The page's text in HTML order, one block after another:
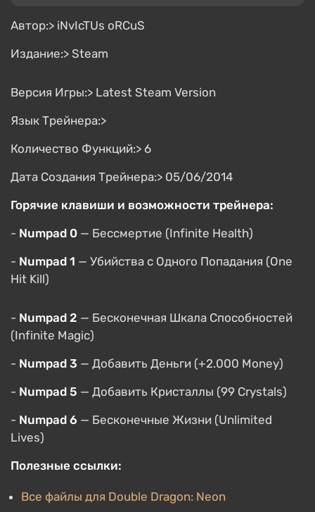
Автор:> iNvIcTUs oRCuS
Издание:> Steam
Версия Игры:> Latest Steam Version
Язык Трейнера:>
Количество Функций:> 6
Дата Создания Трейнера:> 05/06/2014
Горячие клавиши и возможности трейнера:
- Numpad 0 — Бессмертие (Infinite Health)
- Numpad 1 — Убийства с Одного Попадания (One
Hit Kill)
- Numpad 2 — Бесконечная Шкала Способностей
(Infinite Magic)
- Numpad 3 — Добавить Деньги (+2.000 Money)
- Numpad 5 — Добавить Кристаллы (99 Crystals)
- Numpad 6 — Бесконечные Жизни (Unlimited
Lives)
Полезные ссылки:
Все файлы для Double Dragon: Neon